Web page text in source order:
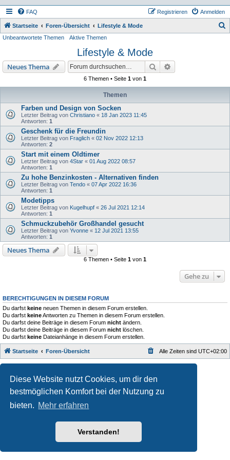
Diese Website nutzt Cookies, um dir den
bestmöglichen Komfort bei der Nutzung zu
bieten. Mehr erfahren
Verstanden!
FAQ Anmelden
Registrieren
Startseite Foren-Übersicht Lifestyle & Mode
Unbeantwortete Themen Aktive Themen
Lifestyle & Mode
Neues Thema Suche
6 Themen • Seite 1 von 1
Themen
Farben und Design von Socken
Letzter Beitrag von Christiano « 18 Jan 2023 11:45
Antworten: 1
Geschenk für die Freundin
Letzter Beitrag von Fraglich « 02 Nov 2022 12:13
Antworten: 2
Start mit einem Oldtimer
Letzter Beitrag von 4Star « 01 Aug 2022 08:57
Antworten: 1
Zu hohe Benzinkosten - Alternativen finden
Letzter Beitrag von Tendo « 07 Apr 2022 16:36
Antworten: 1
Modetipps
Letzter Beitrag von Kugelhupf « 26 Jul 2021 12:14
Antworten: 1
Schmuckzubehör Großhandel gesucht
Letzter Beitrag von Yvonne « 12 Jul 2021 13:55
Antworten: 1
Neues Thema
6 Themen • Seite 1 von 1
Gehe zu
BERECHTIGUNGEN IN DIESEM FORUM
Du darfst keine neuen Themen in diesem Forum erstellen.
Du darfst keineAntworten zu Themen in diesem Forum erstellen.
Du darfst deine Beiträge in diesem Forum nicht ändern.
Du darfst deine Beiträge in diesem Forum nicht löschen.
Du darfst keine Dateianhänge in diesem Forum erstellen.
Startseite Foren-Übersicht Alle Zeiten sind UTC+02:00
Deutsche Übersetzung durchphpBB.de
Datenschutz| Nutzungsbedingungen